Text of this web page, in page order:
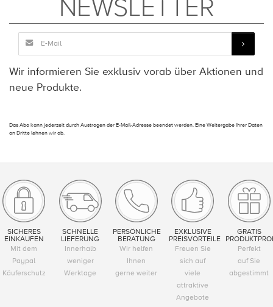
NEWSLETTER
Wir informieren Sie exklusiv vorab über Aktionen und
neue Produkte.
Das Abo kann jederzeit durch Austragen der E-Mail-Adresse beendet werden. Eine Weitergabe Ihrer Daten
an Dritte lehnen wir ab.
SICHERES
EINKAUFEN
Mit dem
Paypal
Käuferschutz
SCHNELLE
LIEFERUNG
Innerhalb
weniger
Werktage
PERSÖNLICHE
BERATUNG
Wir helfen
Ihnen
gerne weiter
EXKLUSIVE
PREISVORTEILE
Freuen Sie
sich auf
viele
attraktive
Angebote
GRATIS
Perfekt
auf Sie
abgestimmt